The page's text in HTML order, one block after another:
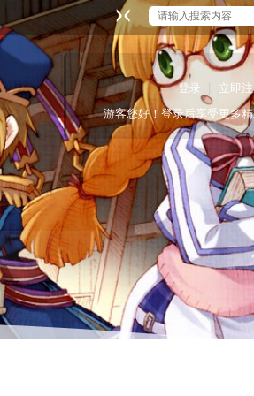
登录
立即
游客您好！登录后享受更多